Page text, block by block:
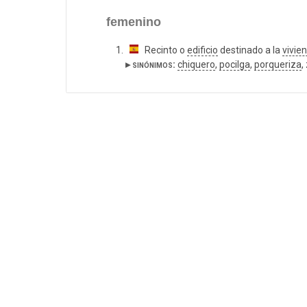
femenino
Recinto o edificio destinado a la
▸ sinónimos: chiquero, pocilga, porqueriza,